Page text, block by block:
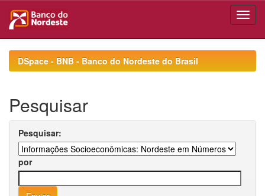
navigationDSpace - BNB - Banco do Nordeste do Brasil
Pesquisar
Pesquisar:
por